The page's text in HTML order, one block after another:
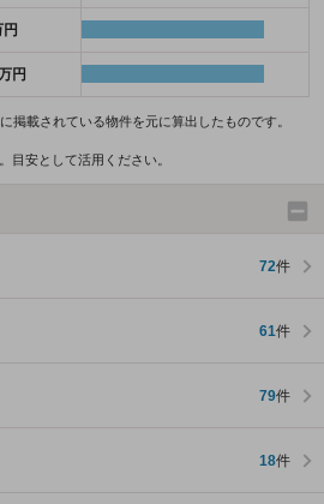
円
掲載されている物件を元に算出したものです。
目安として活用ください。
72件
61件
79件
18件